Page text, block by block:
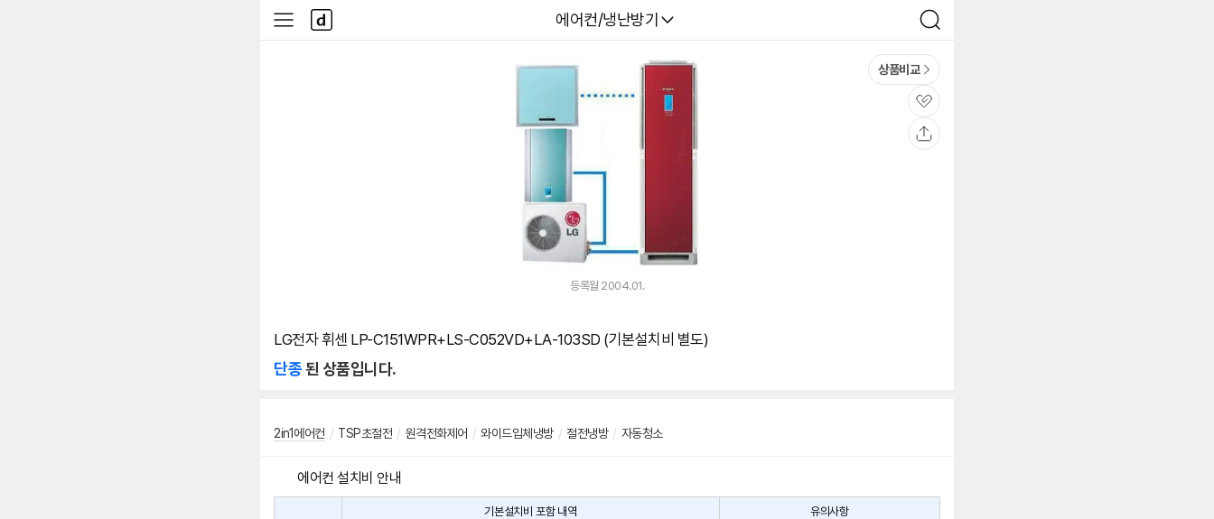
다나와
에어컨/냉난방기
검
색
사
이
다
나
와
상품비교
관
심
등록월 2004.01.
LG전자 휘센 LP-C151WPR+LS-C052VD+LA-103SD (기본설치비 별도)
단종된 상품입니다.
2in1에어컨 / TSP초절전 / 원격전화제어 / 와이드입체냉방 / 절전냉방 / 자동청소
에어컨 설치비 안내
기본설치비 포함 내역 유의사항